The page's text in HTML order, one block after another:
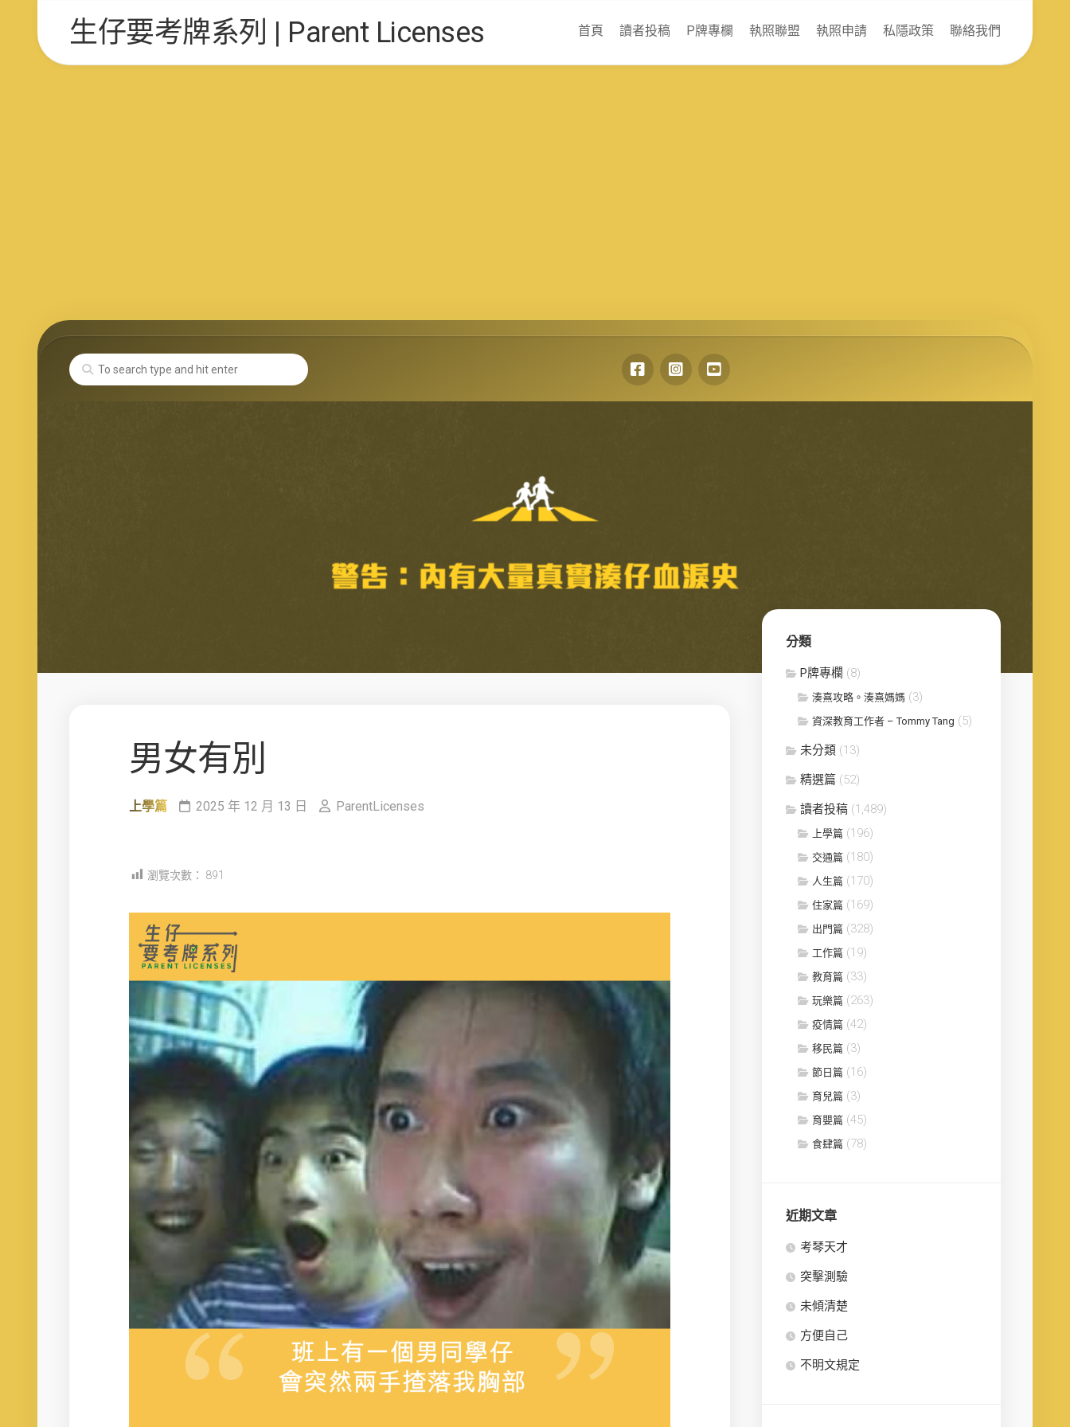
content
生仔要考牌系列 | Parent Licenses 首頁 讀者投稿 P牌專欄 執照聯盟 執照申請 私隱政策 聯絡我們
男女有別
上學篇 2025 年 12 月 13 日 ParentLicenses
瀏覽次數： 891
分類
P牌專欄 (8)
湊熹攻略。湊熹媽媽 (3)
資深教育工作者 – Tommy Tang (5)
未分類 (13)
精選篇 (52)
讀者投稿 (1,489)
上學篇 (196)
交通篇 (180)
人生篇 (170)
住家篇 (169)
出門篇 (328)
工作篇 (19)
教育篇 (33)
玩樂篇 (263)
疫情篇 (42)
移民篇 (3)
節日篇 (16)
育兒篇 (3)
育嬰篇 (45)
食肆篇 (78)
近期文章
考琴天才
突擊測驗
未傾清楚
方便自己
不明文規定